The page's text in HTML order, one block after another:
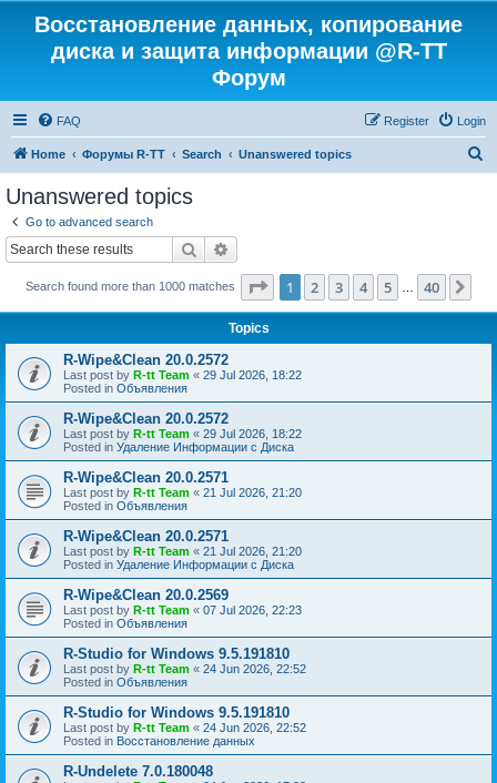
Восстановление данных, копирование
диска и защита информации @R-TT
Форум
FAQ Login
Register
Home Форумы R-TT Search Unanswered topics
Unanswered topics
Go to advanced search
Search
Search found more than 1000 matches Page 1of 40
1 2 3 4 5 40
Topics
R-Wipe&Clean 20.0.2572
Last post by R-tt Team « 29 Jul 2026, 18:22
Posted in Объявления
R-Wipe&Clean 20.0.2572
Last post by R-tt Team « 29 Jul 2026, 18:22
Posted in Удаление Информации с Диска
R-Wipe&Clean 20.0.2571
Last post by R-tt Team « 21 Jul 2026, 21:20
Posted in Объявления
R-Wipe&Clean 20.0.2571
Last post by R-tt Team « 21 Jul 2026, 21:20
Posted in Удаление Информации с Диска
R-Wipe&Clean 20.0.2569
Last post by R-tt Team « 07 Jul 2026, 22:23
Posted in Объявления
R-Studio for Windows 9.5.191810
Last post by R-tt Team « 24 Jun 2026, 22:52
Posted in Объявления
R-Studio for Windows 9.5.191810
Last post by R-tt Team « 24 Jun 2026, 22:52
Posted in Восстановление данных
R-Undelete 7.0.180048